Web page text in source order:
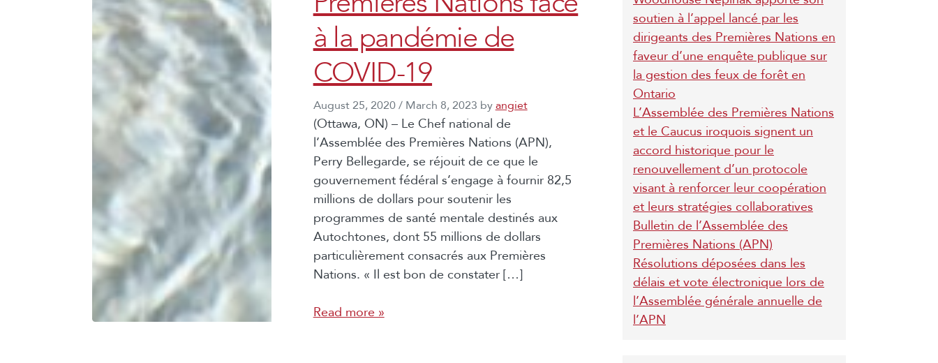
à la pandémie de
COVID-19
August 25, 2020/ March 8, 2023 byangiet
(Ottawa, ON) – Le Chef national de
l’Assemblée des Premières Nations (APN),
Perry Bellegarde, se réjouit de ce que le
gouvernement fédéral s’engage à fournir 82,5
millions de dollars pour soutenir les
programmes de santé mentale destinés aux
Autochtones, dont 55 millions de dollars
particulièrement consacrés aux Premières
Nations. « Il est bon de constater […]
Read more »
soutien à l’appel lancé par les
dirigeants des Premières Nations en
faveur d’une enquête publique sur
la gestion des feux de forêt en
Ontario
L’Assemblée des Premières Nations
et le Caucus iroquois signent un
accord historique pour le
renouvellement d’un protocole
visant à renforcer leur coopération
et leurs stratégies collaboratives
Bulletin de l’Assemblée des
Premières Nations (APN)
Résolutions déposées dans les
délais et vote électronique lors de
l’Assemblée générale annuelle de
l’APN